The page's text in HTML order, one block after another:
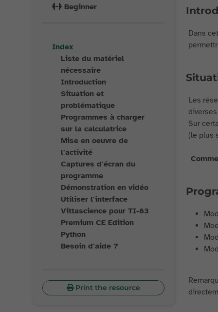
Beginner
Index
Liste du matériel
nécessaire
Introduction
Situation et
problématique
Programmes à charger
sur la calculatrice
Mise en oeuvre de
l'activité
Captures d'écran du
programme
Démonstration en vidéo
Utiliser l'interface
Vittascience pour TI-83
Premium CE Edition
Python
Besoin d'aide ?
Print the resource
Dans
Les
Sur
(le plus